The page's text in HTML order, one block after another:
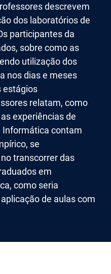
descrevem
dos laboratórios de
participantes da
sobre como as
utilização dos
nos dias e meses
estágios
relatam, como
experiências de
Informática contam
se
transcorrer das
em
como seria
de aulas com